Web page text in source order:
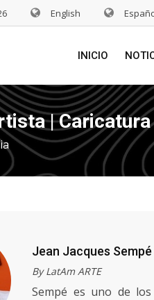
English
INICIO
| Caricatura
Jean Jacques Sempé
By LatAm ARTE
Sempé es uno de